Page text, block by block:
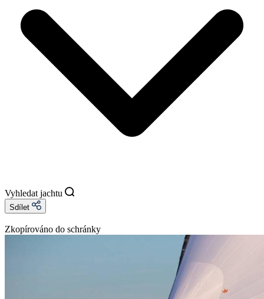
Vyhledat jachtu
Sdílet
Zkopírováno do schránky